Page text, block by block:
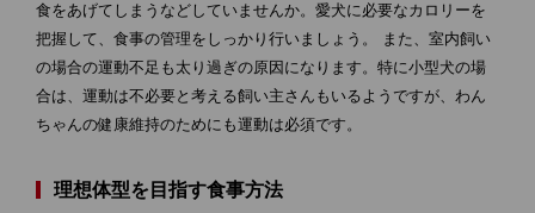
食をあげてしまうなどしていませんか。愛犬に必要なカロリーを
把握して、食事の管理をしっかり行いましょう。 また、室内飼い
の場合の運動不足も太り過ぎの原因になります。特に小型犬の場
合は、運動は不必要と考える飼い主さんもいるようですが、わん
ちゃんの健康維持のためにも運動は必須です。
理想体型を目指す食事方法